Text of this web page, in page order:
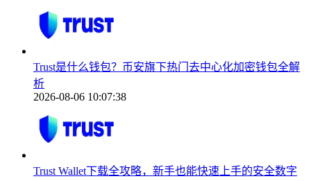
Trust是什么钱包？币安旗下热门去中心化加密钱包全解
析
2026-08-06 10:07:38
Trust Wallet下载全攻略，新手也能快速上手的安全数字